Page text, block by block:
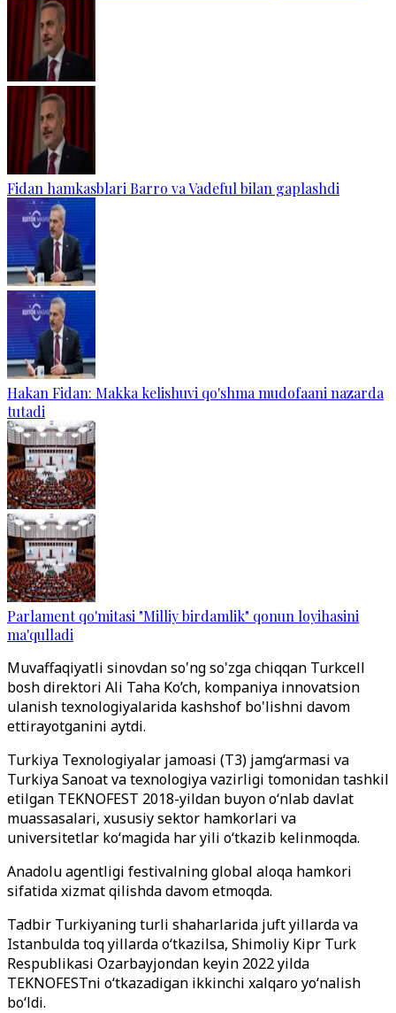
Fidan hamkasblari Barro va Vadeful bilan gaplashdi
Hakan Fidan: Makka kelishuvi qo'shma mudofaani nazarda
tutadi
Parlament qo'mitasi "Milliy birdamlik" qonun loyihasini
ma'qulladi
Muvaffaqiyatli sinovdan so'ng so'zga chiqqan Turkcell
bosh direktori Ali Taha Ko’ch, kompaniya innovatsion
ulanish texnologiyalarida kashshof bo'lishni davom
ettirayotganini aytdi.
Turkiya Texnologiyalar jamoasi (T3) jamg‘armasi va
Turkiya Sanoat va texnologiya vazirligi tomonidan tashkil
etilgan TEKNOFEST 2018-yildan buyon o‘nlab davlat
muassasalari, xususiy sektor hamkorlari va
universitetlar ko‘magida har yili o‘tkazib kelinmoqda.
Anadolu agentligi festivalning global aloqa hamkori
sifatida xizmat qilishda davom etmoqda.
Tadbir Turkiyaning turli shaharlarida juft yillarda va
Istanbulda toq yillarda oʻtkazilsa, Shimoliy Kipr Turk
Respublikasi Ozarbayjondan keyin 2022 yilda
TEKNOFESTni oʻtkazadigan ikkinchi xalqaro yoʻnalish
boʻldi.